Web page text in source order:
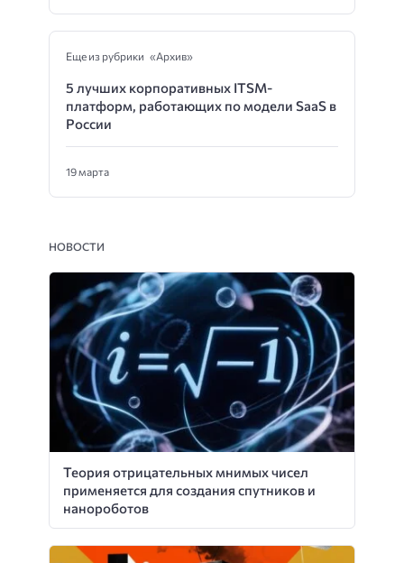
Еще из рубрики «Архив»
5 лучших корпоративных ITSM-
платформ, работающих по модели SaaS в
России
19 марта
НОВОСТИ
Теория отрицательных мнимых чисел
применяется для создания спутников и
нанороботов